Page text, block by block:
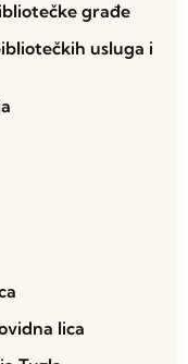
građe
usluga i
lica